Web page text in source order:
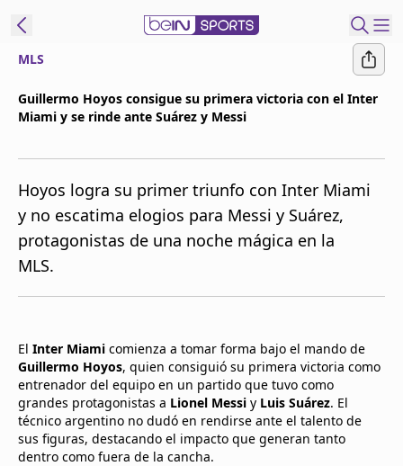
beIN XTRA
notificaciones
Contáctanos
MLS
Guillermo Hoyos consigue su primera victoria con el Inter
Miami y se rinde ante Suárez y Messi
Hoyos logra su primer triunfo con Inter Miami
y no escatima elogios para Messi y Suárez,
protagonistas de una noche mágica en la
MLS.
El Inter Miami comienza a tomar forma bajo el mando de
Guillermo Hoyos, quien consiguió su primera victoria como
entrenador del equipo en un partido que tuvo como
grandes protagonistas a Lionel Messi y Luis Suárez. El
técnico argentino no dudó en rendirse ante el talento de
sus figuras, destacando el impacto que generan tanto
dentro como fuera de la cancha.